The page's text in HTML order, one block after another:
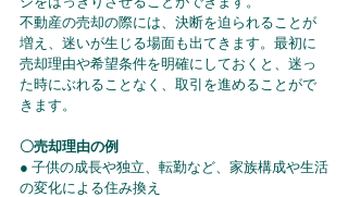
不動産の売却の際には、決断を迫られることが
増え、迷いが生じる場面も出てきます。最初に
売却理由や希望条件を明確にしておくと、迷っ
た時にぶれることなく、取引を進めることがで
きます。
〇売却理由の例
● 子供の成長や独立、転勤など、家族構成や生活
の変化による住み換え